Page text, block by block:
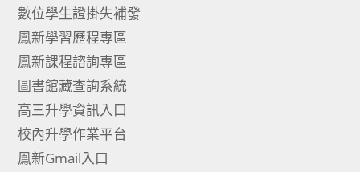
數位學生證掛失補發
鳳新學習歷程專區
鳳新課程諮詢專區
圖書館藏查詢系統
高三升學資訊入口
校內升學作業平台
鳳新Gmail入口